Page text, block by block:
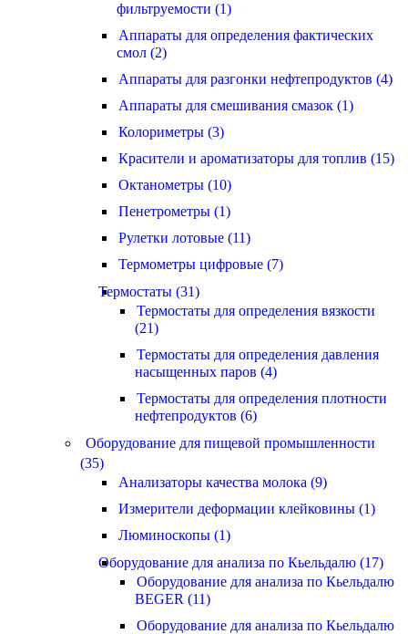
фильтруемости (1)
Аппараты для определения фактических
смол (2)
Аппараты для разгонки нефтепродуктов (4)
Аппараты для смешивания смазок (1)
Колориметры (3)
Красители и ароматизаторы для топлив (15)
Октанометры (10)
Пенетрометры (1)
Рулетки лотовые (11)
Термометры цифровые (7)
Термостаты (31)
Термостаты для определения вязкости
(21)
Термостаты для определения давления
насыщенных паров (4)
Термостаты для определения плотности
нефтепродуктов (6)
Оборудование для пищевой промышленности
(35)
Анализаторы качества молока (9)
Измерители деформации клейковины (1)
Люминоскопы (1)
Оборудование для анализа по Кьельдалю (17)
Оборудование для анализа по Кьельдалю
BEGER (11)
Оборудование для анализа по Кьельдалю